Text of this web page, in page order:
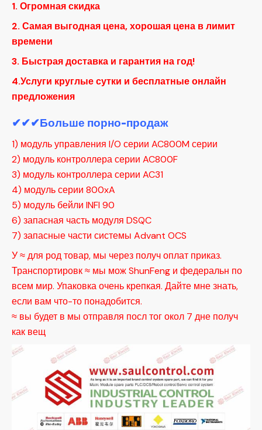
1. Огромная скидка
2. Самая выгодная цена, хорошая цена в лимит
времени
3. Быстрая доставка и гарантия на год!
4.Услуги круглые сутки и бесплатные онлайн
предложения
✔✔✔Больше порно-продаж
1) модуль управления I/O серии AC800M серии
2) модуль контроллера серии AC800F
3) модуль контроллера серии AC31
4) модуль серии 800xA
5) модуль бейли INFI 90
6) запасная часть модуля DSQC
7) запасные части системы Advant OCS
У ≈ для род товар, мы через получ оплат приказ.
Транспортировк ≈ мы мож ShunFeng и федеральн по
всем мир. Упаковка очень крепкая. Дайте мне знать,
если вам что-то понадобится.
≈ вы будет в мы отправля посл тог окол 7 дне получ
как вещ